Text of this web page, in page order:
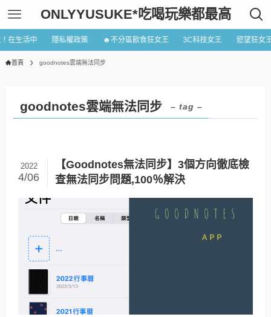
ONLYYUSUKE*吃喝玩樂都最高
在生活中 隱私權政策 ☻不分區飲食狂女王 3C科技女王 慾望狂女
首頁 goodnotes雲端無法同步
goodnotes雲端無法同步 – tag –
【Goodnotes無法同步】3個方向徹底檢
查無法同步問題,100％解決
2022
4/06